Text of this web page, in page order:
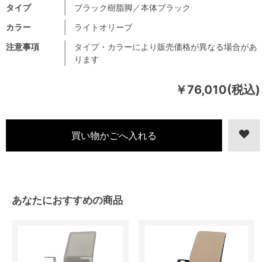
￥76,010(税込)
注意事項
タイプ・カラーにより販売価格が異なる場合があ
ります
タイプ
ブラック樹脂脚／本体ブラック
カラー
ライトオリーブ
あなたにおすすめの商品